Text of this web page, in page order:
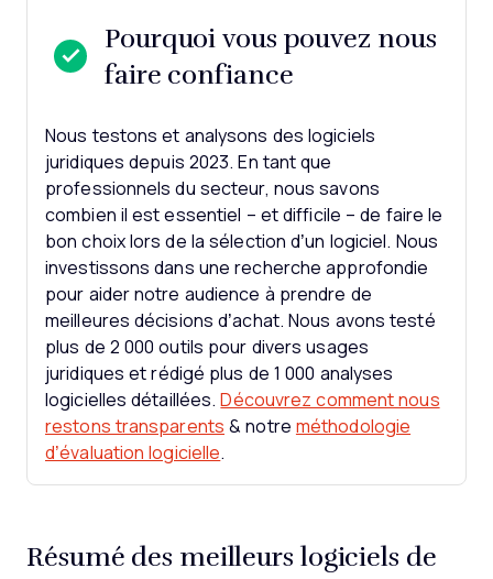
Pourquoi vous pouvez nous
faire confiance
Nous testons et analysons des logiciels
juridiques depuis 2023. En tant que
professionnels du secteur, nous savons
combien il est essentiel – et difficile – de faire le
bon choix lors de la sélection d’un logiciel. Nous
investissons dans une recherche approfondie
pour aider notre audience à prendre de
meilleures décisions d’achat. Nous avons testé
plus de 2 000 outils pour divers usages
juridiques et rédigé plus de 1 000 analyses
logicielles détaillées. Découvrez comment nous
restons transparents & notre méthodologie
d’évaluation logicielle.
Résumé des meilleurs logiciels de